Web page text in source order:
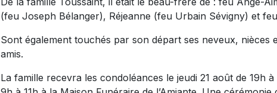
(feu Joseph Bélanger), Réjeanne (feu Urbain Sévigny) et
Sont également touchés par son départ ses neveux, nièces
amis.
La famille recevra les condoléances le jeudi 21 août de 19h